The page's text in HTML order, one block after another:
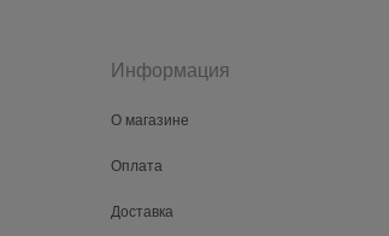
Информация
О магазине
Оплата
Доставка